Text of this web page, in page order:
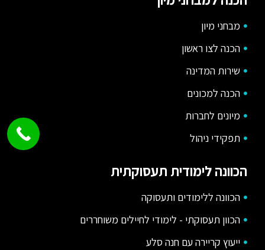
מבחני מיון
הכנה לצו ראשון
שירות המדינה
הכנה למכונים
מיונים לחברות
תפקידי ניהול
הכוונה לימודית תעסוקתית
הכוונה ללימודים ותעסוקה
הכוון תעסוקתי - לימודי לחיילים משוחררים
ייעוץ קריירה עם חנה סלע